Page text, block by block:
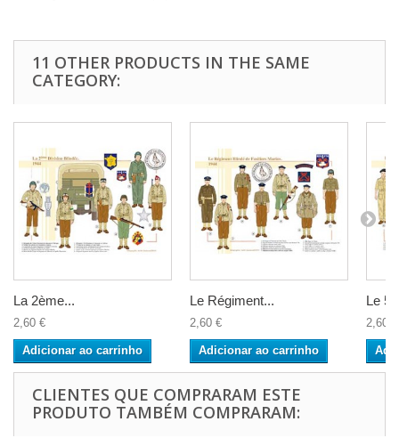
11 OTHER PRODUCTS IN THE SAME
CATEGORY:
La 2ème...
2,60 €
Adicionar ao carrinho
Le Régiment...
2,60 €
Adicionar ao carrinho
Le
2,60 €
CLIENTES QUE COMPRARAM ESTE
PRODUTO TAMBÉM COMPRARAM: